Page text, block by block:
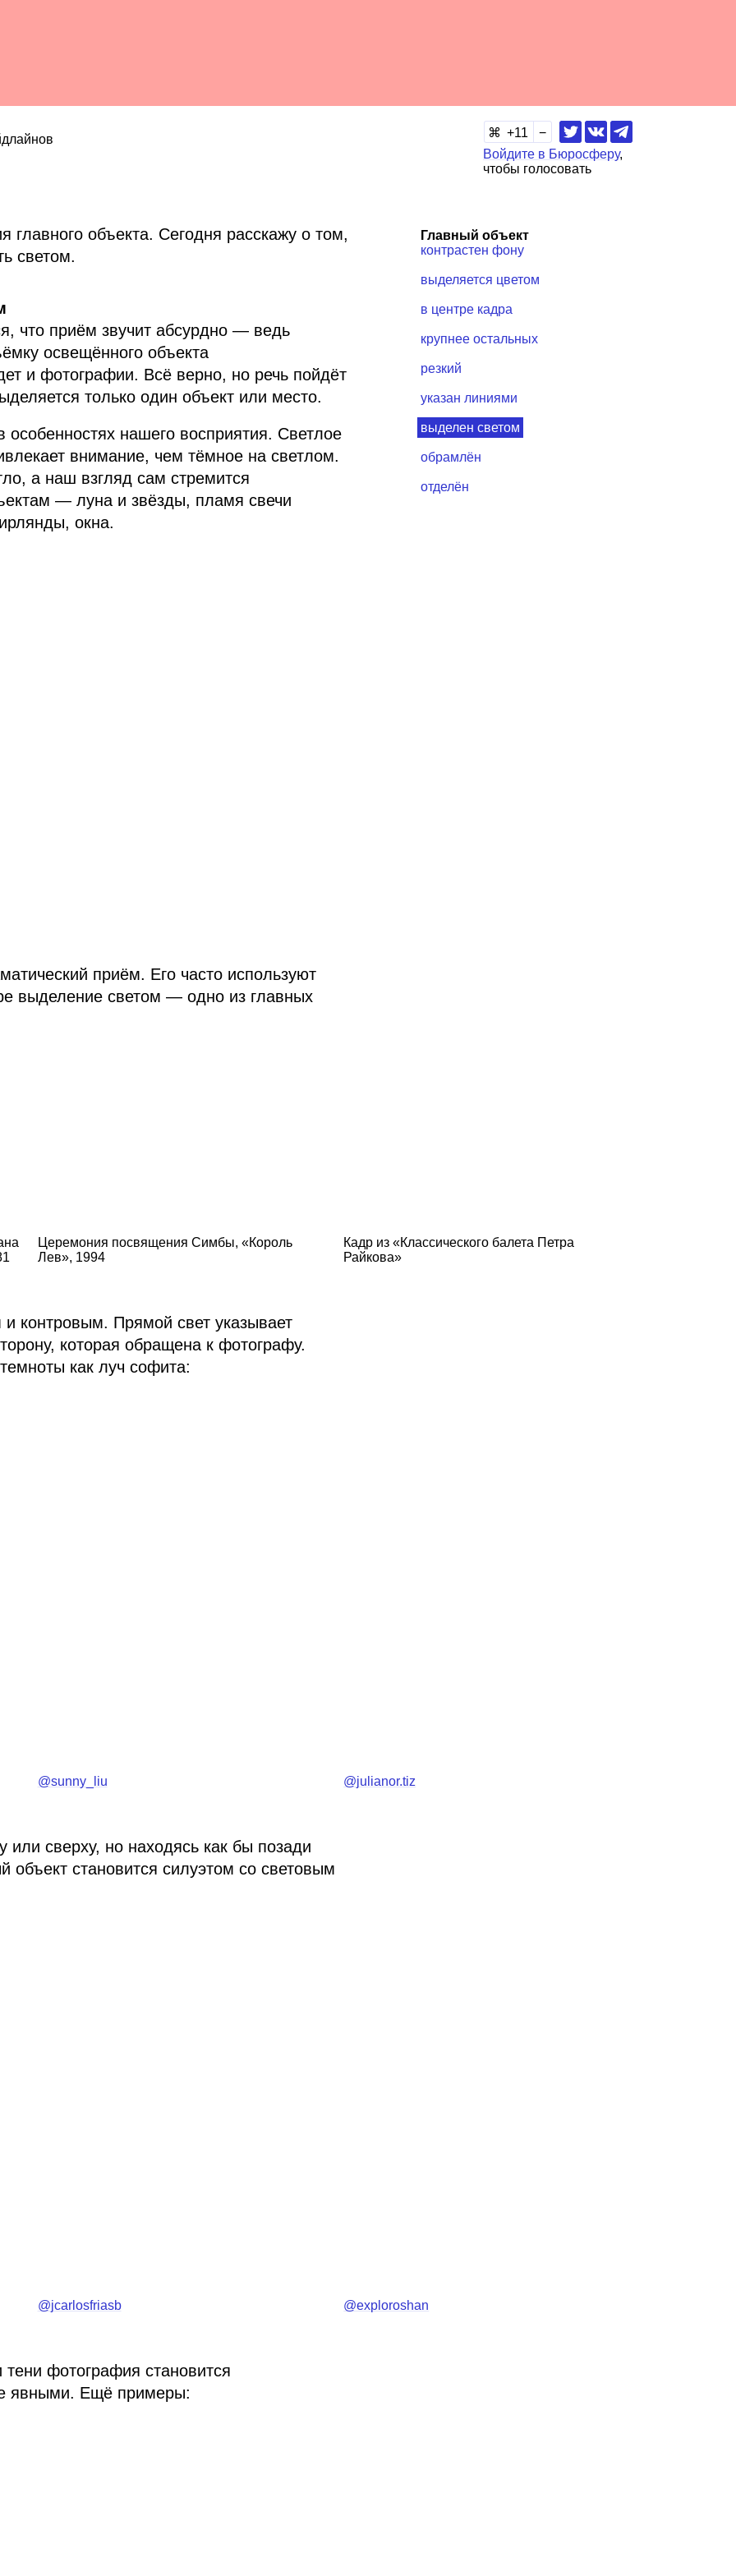
11
Войдите в Бюросферу,
чтобы голосовать
Главный объект
контрастен фону
выделяется цветом
в центре кадра
крупнее остальных
резкий
указан линиями
выделен светом
обрамлён
отделён
объекта. Сегодня расскажу о том,
светом.
что приём звучит абсурдно — ведь
освещённого объекта
и фотографии. Всё верно, но речь пойдёт
только один объект или место.
нашего восприятия. Светлое
внимание, чем тёмное на светлом.
а наш взгляд сам стремится
— луна и звёзды, пламя свечи
окна.
приём. Его часто используют
выделение светом — одно из главных
Церемония посвящения Симбы, «Король
Лев», 1994
Кадр из «Классического балета Петра
Райкова»
контровым. Прямой свет указывает
которая обращена к фотографу.
как луч софита:
@sunny_liu @julianor.tiz
или сверху, но находясь как бы позади
объект становится силуэтом со световым
@jcarlosfriasb @exploroshan
тени фотография становится
явными. Ещё примеры: